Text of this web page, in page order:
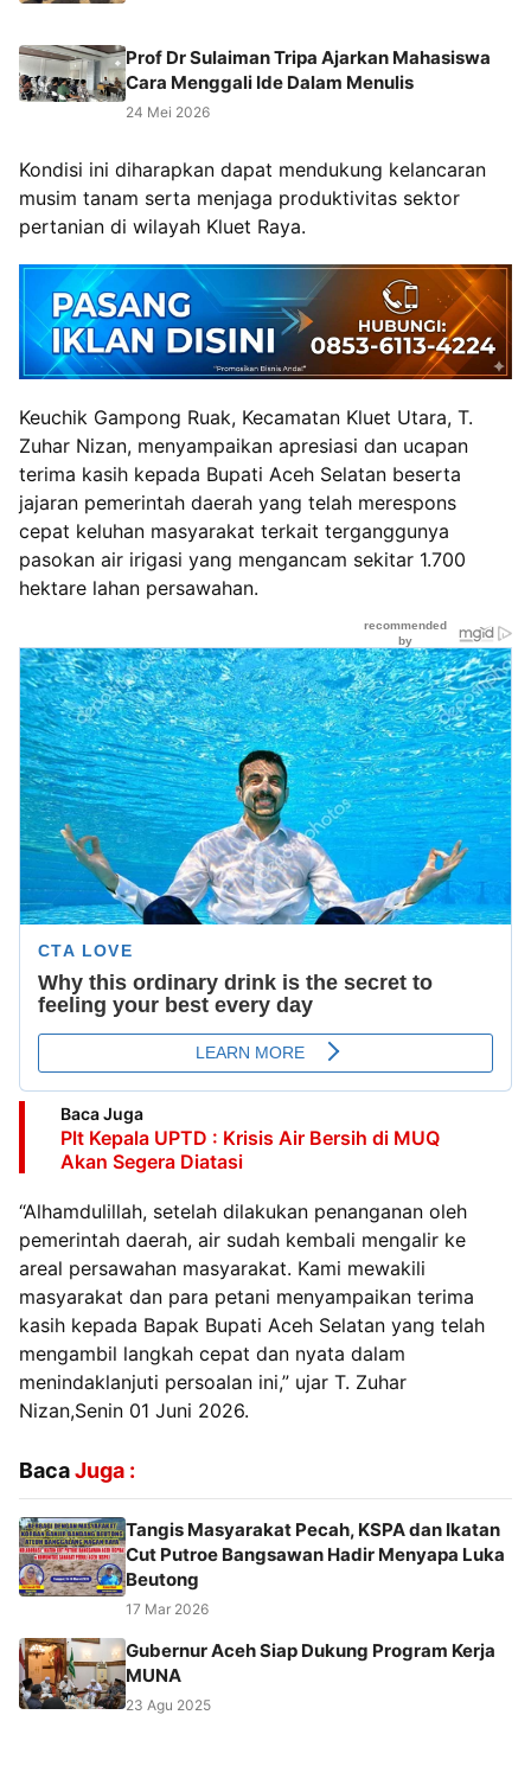
Prof Dr Sulaiman Tripa Ajarkan Mahasiswa
Cara Menggali Ide Dalam Menulis
24 Mei 2026
Kondisi ini diharapkan dapat mendukung kelancaran
musim tanam serta menjaga produktivitas sektor
pertanian di wilayah Kluet Raya.
Keuchik Gampong Ruak, Kecamatan Kluet Utara, T.
Zuhar Nizan, menyampaikan apresiasi dan ucapan
terima kasih kepada Bupati Aceh Selatan beserta
jajaran pemerintah daerah yang telah merespons
cepat keluhan masyarakat terkait terganggunya
pasokan air irigasi yang mengancam sekitar 1.700
hektare lahan persawahan.
Baca Juga
Plt Kepala UPTD : Krisis Air Bersih di MUQ
Akan Segera Diatasi
“Alhamdulillah, setelah dilakukan penanganan oleh
pemerintah daerah, air sudah kembali mengalir ke
areal persawahan masyarakat. Kami mewakili
masyarakat dan para petani menyampaikan terima
kasih kepada Bapak Bupati Aceh Selatan yang telah
mengambil langkah cepat dan nyata dalam
menindaklanjuti persoalan ini,” ujar T. Zuhar
Nizan,Senin 01 Juni 2026.
BacaJuga :
Tangis Masyarakat Pecah, KSPA dan Ikatan
Cut Putroe Bangsawan Hadir Menyapa Luka
Beutong
17 Mar 2026
Gubernur Aceh Siap Dukung Program Kerja
MUNA
23 Agu 2025